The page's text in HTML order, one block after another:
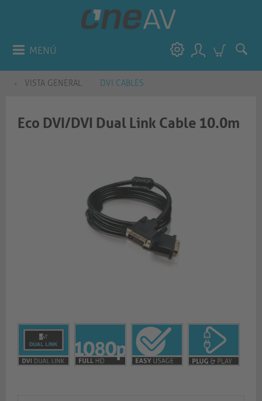
MENÚ
VISTA GENERAL DVI CABLES
Eco DVI/DVI Dual Link Cable 10.0m